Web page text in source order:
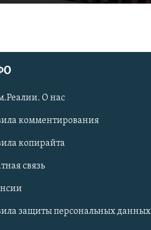
О нас
комментирования
копирайта
связь
защиты персональных данных